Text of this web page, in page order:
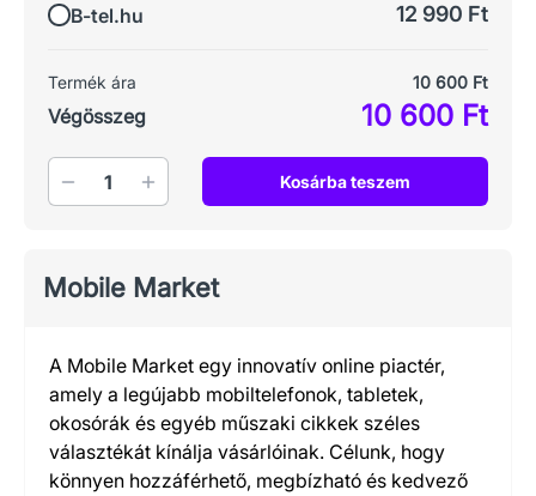
B-tel.hu 12 990 Ft
Termék ára 10 600 Ft
Végösszeg 10 600 Ft
Mennyiség Kosárba teszem
Mobile Market
A Mobile Market egy innovatív online piactér,
amely a legújabb mobiltelefonok, tabletek,
okosórák és egyéb műszaki cikkek széles
választékát kínálja vásárlóinak. Célunk, hogy
könnyen hozzáférhető, megbízható és kedvező